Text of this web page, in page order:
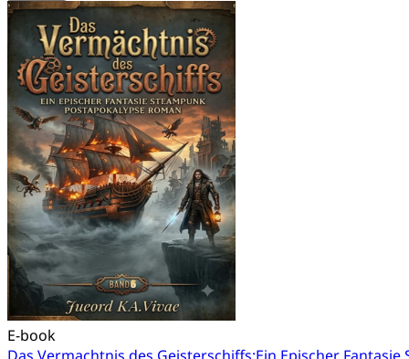
E-book